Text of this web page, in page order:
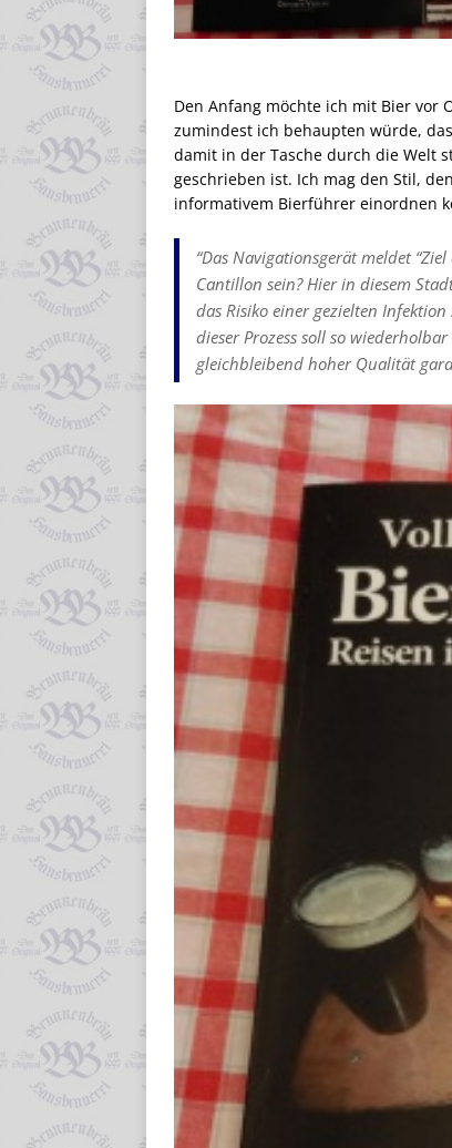
Den Anfang möchte ich mit Bier vor
zumindest ich behaupten würde,
damit in der Tasche durch die Welt
geschrieben ist. Ich mag den Stil,
informativem Bierführer einordnen
“Das Navigationsgerät meldet
Cantillon sein? Hier in diesem
das Risiko einer gezielten
dieser Prozess soll so
gleichbleibend hoher Qualität